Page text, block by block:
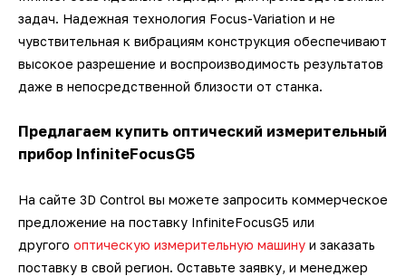
задач. Надежная технология Focus-Variation и не
чувствительная к вибрациям конструкция обеспечивают
высокое разрешение и воспроизводимость результатов
даже в непосредственной близости от станка.
Предлагаем купить оптический измерительный
прибор InfiniteFocusG5
На сайте 3D Control вы можете запросить коммерческое
предложение на поставку InfiniteFocusG5 или
другого оптическую измерительную машину и заказать
поставку в свой регион. Оставьте заявку, и менеджер